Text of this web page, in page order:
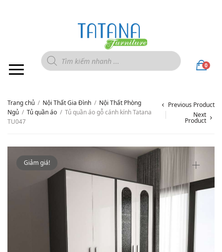
0
Trang chủ / Nội Thất Gia Đình / Nội Thất Phòng
Ngủ / Tủ quần áo / Tủ quần áo gỗ cánh kính Tatana
TU047
Previous Product
Next
Product
Giảm giá!